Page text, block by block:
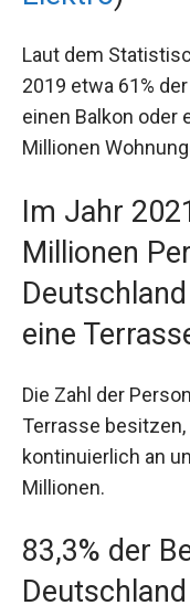
Laut dem
2019 etwa 61%
einen Balkon oder
Millionen
Im Jahr
Millionen
eine
Die Zahl der
Terrasse
kontinuierlich an
Millionen.
83,3% der